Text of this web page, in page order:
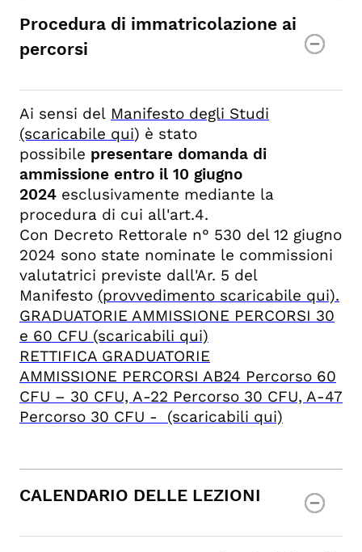
Procedura di immatricolazione ai
percorsi
Ai sensi del Manifesto degli Studi
(scaricabile qui) è stato
possibile presentare domanda di
ammissione entro il 10 giugno
2024 esclusivamente mediante la
procedura di cui all'art.4.
Con Decreto Rettorale n° 530 del 12 giugno
2024 sono state nominate le commissioni
valutatrici previste dall'Ar. 5 del
Manifesto (provvedimento scaricabile qui).
GRADUATORIE AMMISSIONE PERCORSI 30
e 60 CFU (scaricabili qui)
RETTIFICA GRADUATORIE
AMMISSIONE PERCORSI AB24 Percorso 60
CFU – 30 CFU, A-22 Percorso 30 CFU, A-47
Percorso 30 CFU - (scaricabili qui)
CALENDARIO DELLE LEZIONI